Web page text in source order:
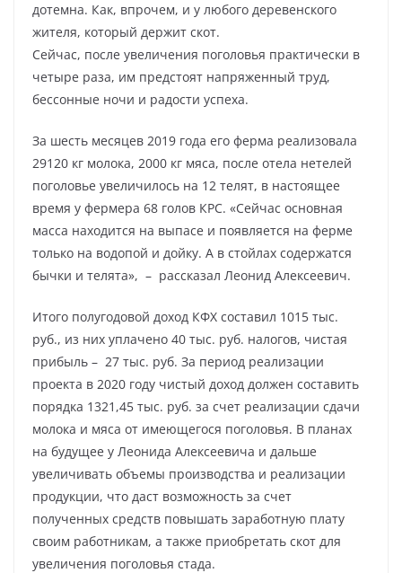
дотемна. Как, впрочем, и у любого деревенского
жителя, который держит скот.
Сейчас, после увеличения поголовья практически в
четыре раза, им предстоят напряженный труд,
бессонные ночи и радости успеха.
За шесть месяцев 2019 года его ферма реализовала
29120 кг молока, 2000 кг мяса, после отела нетелей
поголовье увеличилось на 12 телят, в настоящее
время у фермера 68 голов КРС. «Сейчас основная
масса находится на выпасе и появляется на ферме
только на водопой и дойку. А в стойлах содержатся
бычки и телята», – рассказал Леонид Алексеевич.
Итого полугодовой доход КФХ составил 1015 тыс.
руб., из них уплачено 40 тыс. руб. налогов, чистая
прибыль – 27 тыс. руб. За период реализации
проекта в 2020 году чистый доход должен составить
порядка 1321,45 тыс. руб. за счет реализации сдачи
молока и мяса от имеющегося поголовья. В планах
на будущее у Леонида Алексеевича и дальше
увеличивать объемы производства и реализации
продукции, что даст возможность за счет
полученных средств повышать заработную плату
своим работникам, а также приобретать скот для
увеличения поголовья стада.